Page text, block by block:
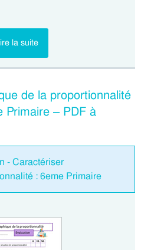
la suite
de la proportionnalité
Primaire – PDF à
- Caractériser
: 6eme Primaire